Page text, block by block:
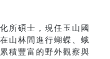
所碩士，現任玉山國
山林間進行蝴蝶、蛾
積豐富的野外觀察與